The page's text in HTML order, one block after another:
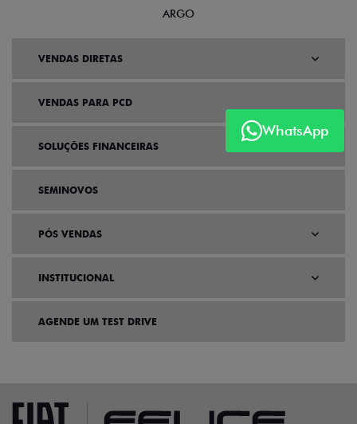
WhatsApp
ARGO
VENDAS DIRETAS
VENDAS PARA PCD
SOLUÇÕES FINANCEIRAS
SEMINOVOS
PÓS VENDAS
INSTITUCIONAL
AGENDE UM TEST DRIVE